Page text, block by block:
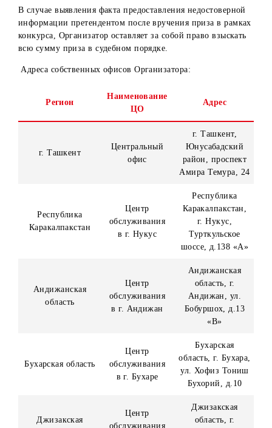
Оригинал паспорта гражданина РУз (для граждан
национальный паспорт и вид на жительство (для
иностранных граждан), удостоверение лица без
гражданства (для лиц без гражданства) или
ПИНФЛ.
Конкурса.
Реквизиты банковского счета.
Расписку о согласии на зачисление на банковский
Победителя денежного приза с удержанием НДФЛ.
Сведения о близких родственниках. Претенденту
информацию о своих близких родственниках (родители,
кровные и сводные братья и сестры, супруги, дети, в том
числе усыновленные (удочеренные), а также родители,
кровные и сводные братья и сестры супругов), путём
В случае выявления родства претендента (победителя
конкурса) с лицами, имеющими трудовые отношения с
Организатором или его уполномоченными дилерами,
случае выявления факта предоставления недостоверной
информации приз не выдается.
В случае выявления факта предоставления
конкурса, Организатор оставляет за собой право